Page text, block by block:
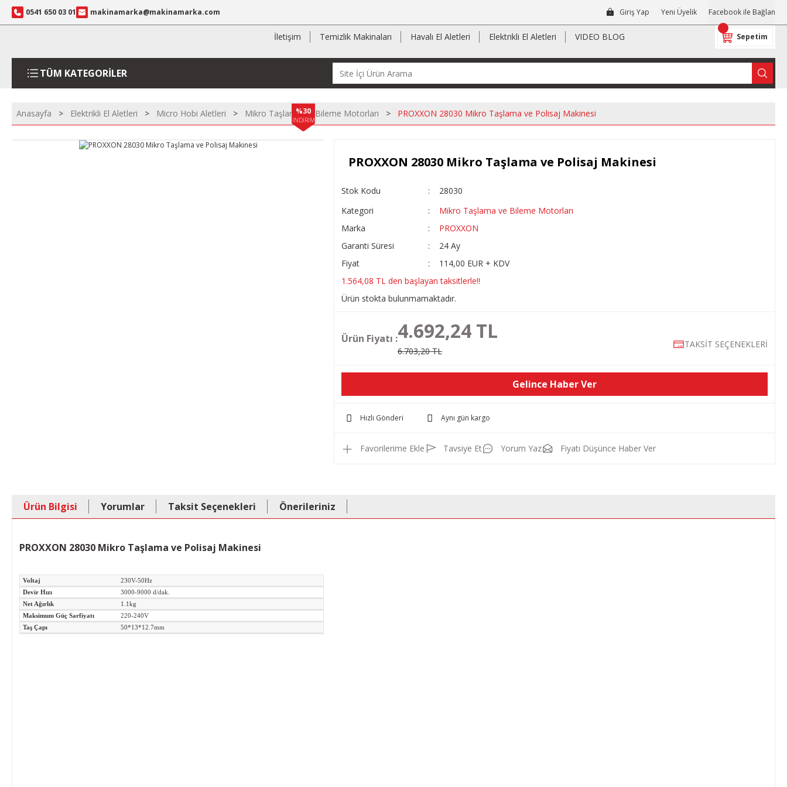
0541 650 03 01 makinamarka@makinamarka.com Giriş Yap Yeni Üyelik Facebook ile Bağlan
İletişim Temizlik Makinaları Havalı El Aletleri Elektrikli El Aletleri VIDEO BLOG Sepetim
TÜM KATEGORİLER
Anasayfa Elektrikli El Aletleri Micro Hobi Aletleri Mikro Taşlama ve Bileme Motorları PROXXON 28030 Mikro Taşlama ve Polisaj Makinesi
%30
İNDİRİM
PROXXON 28030 Mikro Taşlama ve Polisaj Makinesi
Stok Kodu
28030
Kategori
Mikro Taşlama ve Bileme Motorları
Marka
PROXXON
Garanti Süresi
24 Ay
Fiyat
114,00 EUR + KDV
1.564,08 TL den başlayan taksitlerle!!
Ürün stokta bulunmamaktadır.
Ürün Fiyatı :4.692,24 TL
6.703,20 TL
TAKSİT SEÇENEKLERİ
Gelince Haber Ver
Hızlı Gönderi Aynı gün kargo
Tavsiye Et Yorum Yaz Fiyatı Düşünce Haber Ver
Ürün Bilgisi Yorumlar Taksit Seçenekleri Önerileriniz
PROXXON 28030 Mikro Taşlama ve Polisaj Makinesi
Voltaj
230V-50Hz
Devir Hızı
3000-9000 d/dak.
Net Ağırlık
1.1kg
Maksimum Güç Sarfiyatı
220-240V
Taş Çapı
50*13*12.7mm